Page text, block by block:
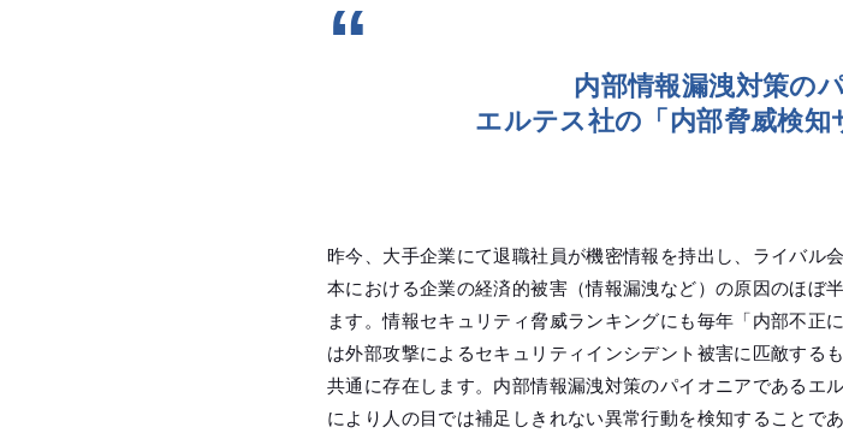
内部情報漏洩対策の
エルテス社の「内部脅威検知
昨今、大手企業にて退職社員が機密情報を持出し、ライバル
本における企業の経済的被害（情報漏洩など）の原因のほぼ
ます。情報セキュリティ脅威ランキングにも毎年「内部不正
は外部攻撃によるセキュリティインシデント被害に匹敵する
共通に存在します。内部情報漏洩対策のパイオニアであるエ
により人の目では補足しきれない異常行動を検知することで